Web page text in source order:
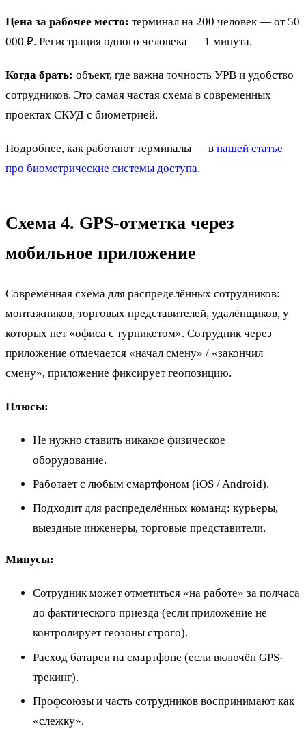
Цена за рабочее место: терминал на 200 человек — от 50
000 ₽. Регистрация одного человека — 1 минута.
Когда брать: объект, где важна точность УРВ и удобство
сотрудников. Это самая частая схема в современных
проектах СКУД с биометрией.
Подробнее, как работают терминалы — в нашей статье
про биометрические системы доступа.
Схема 4. GPS-отметка через
мобильное приложение
Современная схема для распределённых сотрудников:
монтажников, торговых представителей, удалёнщиков, у
которых нет «офиса с турникетом». Сотрудник через
приложение отмечается «начал смену» / «закончил
смену», приложение фиксирует геопозицию.
Плюсы:
Не нужно ставить никакое физическое
оборудование.
Работает с любым смартфоном (iOS / Android).
Подходит для распределённых команд: курьеры,
выездные инженеры, торговые представители.
Минусы:
Сотрудник может отметиться «на работе» за полчаса
до фактического приезда (если приложение не
контролирует геозоны строго).
Расход батареи на смартфоне (если включён GPS-
трекинг).
Профсоюзы и часть сотрудников воспринимают как
«слежку».